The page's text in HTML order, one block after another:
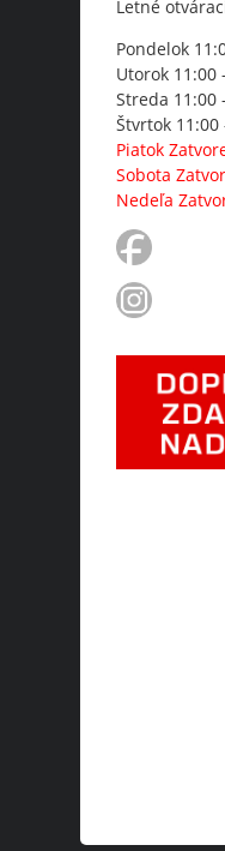
Letné
Pondelok
Utorok 11:00
Streda 11:00
Štvrtok 11:00
Piatok
Sobota
Nedeľa